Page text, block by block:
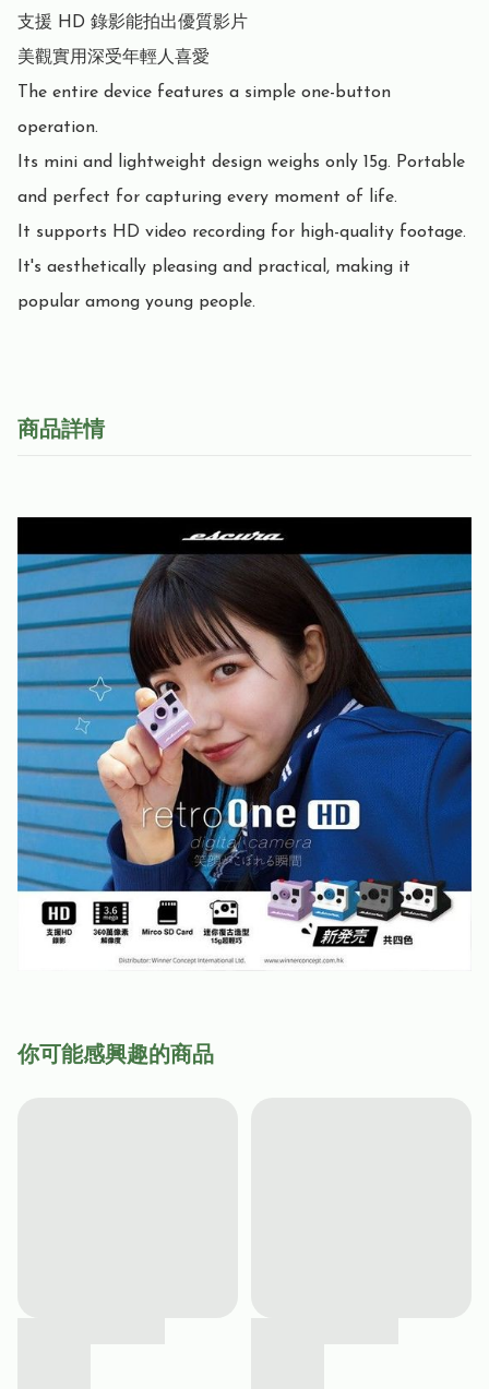
支援 HD 錄影能拍出優質影片
美觀實用深受年輕人喜愛
The entire device features a simple one-button
operation.
Its mini and lightweight design weighs only 15g. Portable
and perfect for capturing every moment of life.
It supports HD video recording for high-quality footage.
It's aesthetically pleasing and practical, making it
popular among young people.
商品詳情
你可能感興趣的商品